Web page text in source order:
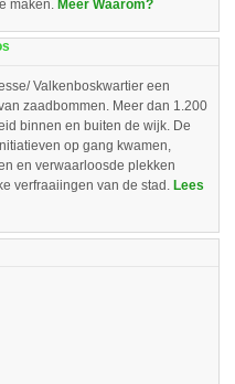
maken. Meer Waarom?
Valkenboskwartier een
zaadbommen. Meer dan 1.200
binnen en buiten de wijk. De
op gang kwamen,
en verwaarloosde plekken
verfraaiingen van de stad. Lees